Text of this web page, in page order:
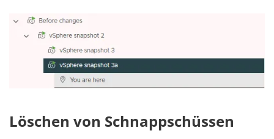
Löschen von Schnappschüssen